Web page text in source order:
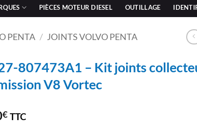
PIÈCES MOTEUR DIESEL OUTILLAGE
PENTA / JOINTS VOLVO PENTA
807473A1 – Kit joints
V8 Vortec
€ TTC